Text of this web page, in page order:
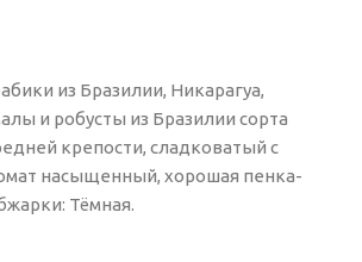
из Бразилии, Никарагуа,
и робусты из Бразилии сорта
крепости, сладковатый с
насыщенный, хорошая пенка-
Тёмная.